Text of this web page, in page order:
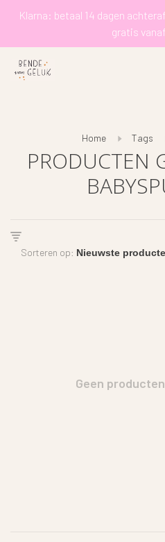
Klarna: betaal 14 dagen
gratis
Home Tags
PRODUCTEN
Sorteren op:
Geen